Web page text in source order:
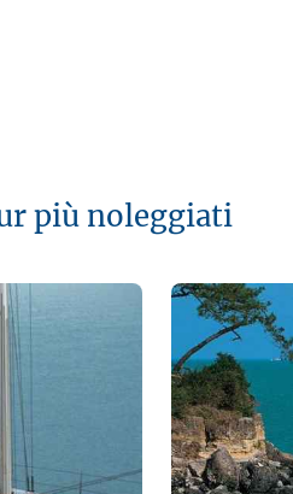
più noleggiati